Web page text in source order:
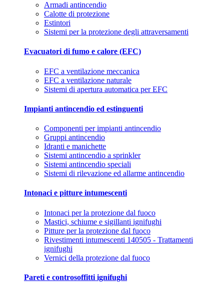
Armadi antincendio
Calotte di protezione
Estintori
Sistemi per la protezione degli attraversamenti
Evacuatori di fumo e calore (EFC)
EFC a ventilazione meccanica
EFC a ventilazione naturale
Sistemi di apertura automatica per EFC
Impianti antincendio ed estinguenti
Componenti per impianti antincendio
Gruppi antincendio
Idranti e manichette
Sistemi antincendio a sprinkler
Sistemi antincendio speciali
Sistemi di rilevazione ed allarme antincendio
Intonaci e pitture intumescenti
Intonaci per la protezione dal fuoco
Mastici, schiume e sigillanti ignifughi
Pitture per la protezione dal fuoco
Rivestimenti intumescenti 140505 - Trattamenti
ignifughi
Vernici della protezione dal fuoco
Pareti e controsoffitti ignifughi